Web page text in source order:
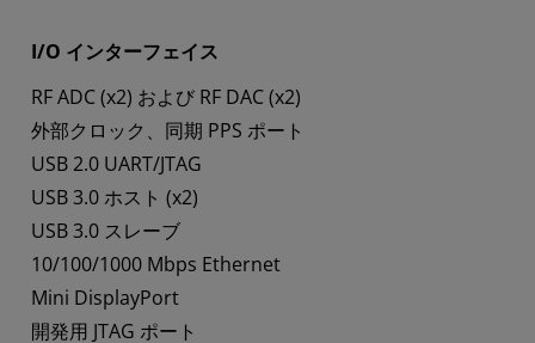
I/O インターフェイス
RF ADC (x2) および RF DAC (x2)
外部クロック、同期 PPS ポート
USB 2.0 UART/JTAG
USB 3.0 ホスト (x2)
USB 3.0 スレーブ
10/100/1000 Mbps Ethernet
Mini DisplayPort
開発用 JTAG ポート